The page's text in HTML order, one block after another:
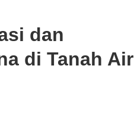
dan
di Tanah Air